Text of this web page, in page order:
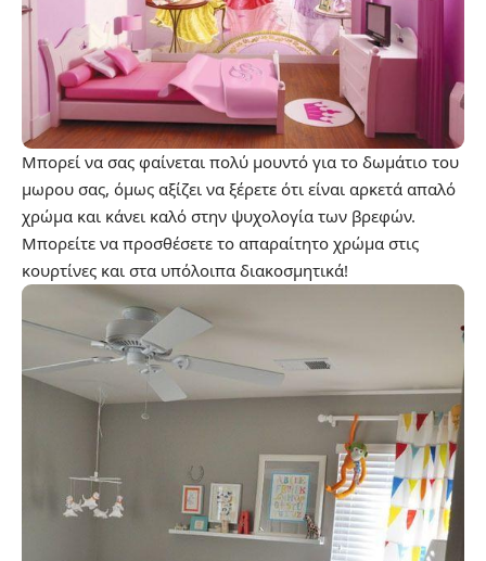
Μπορεί να σας φαίνεται πολύ μουντό για το δωμάτιο του
μωρoυ σας, όμως αξίζει να ξέρετε ότι είναι αρκετά απαλό
χρώμα και κάνει καλό στην ψυχολογία των βρεφών.
Μπορείτε να προσθέσετε το απαραίτητο χρώμα στις
κουρτίνες και στα υπόλοιπα διακοσμητικά!